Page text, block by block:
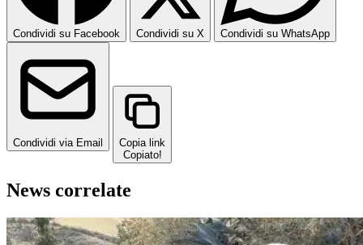
Condividi su Facebook Condividi su X Condividi su WhatsApp
Condividi via Email
Copia link
Copiato!
News correlate